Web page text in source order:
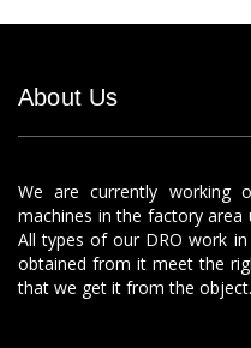
About Us
We are currently working
machines in the factory area
All types of our DRO work
obtained from it meet the
that we get it from the object.